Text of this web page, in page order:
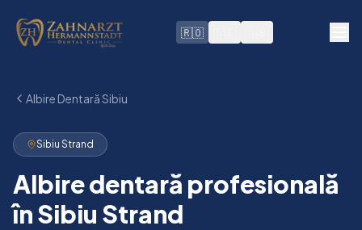
🇷🇴
Albire Dentară Sibiu
Sibiu Strand
Albire dentară profesională
în Sibiu Strand